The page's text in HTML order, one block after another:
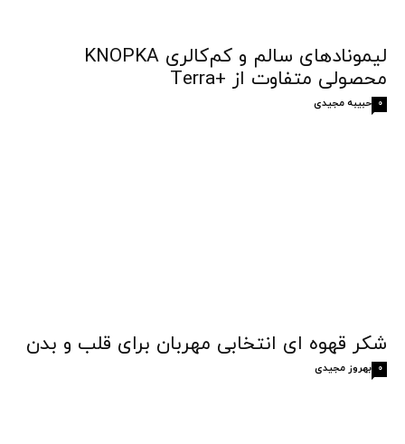
لیمونادهای سالم و کم‌کالری KNOPKA
محصولی متفاوت از +Terra
حبیبه مجیدی 0
شکر قهوه‌ ای انتخابی مهربان برای قلب و بدن
بهروز مجیدی 0